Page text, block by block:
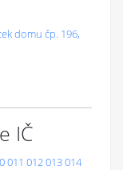
domu čp. 196,
IČ
011 012013014